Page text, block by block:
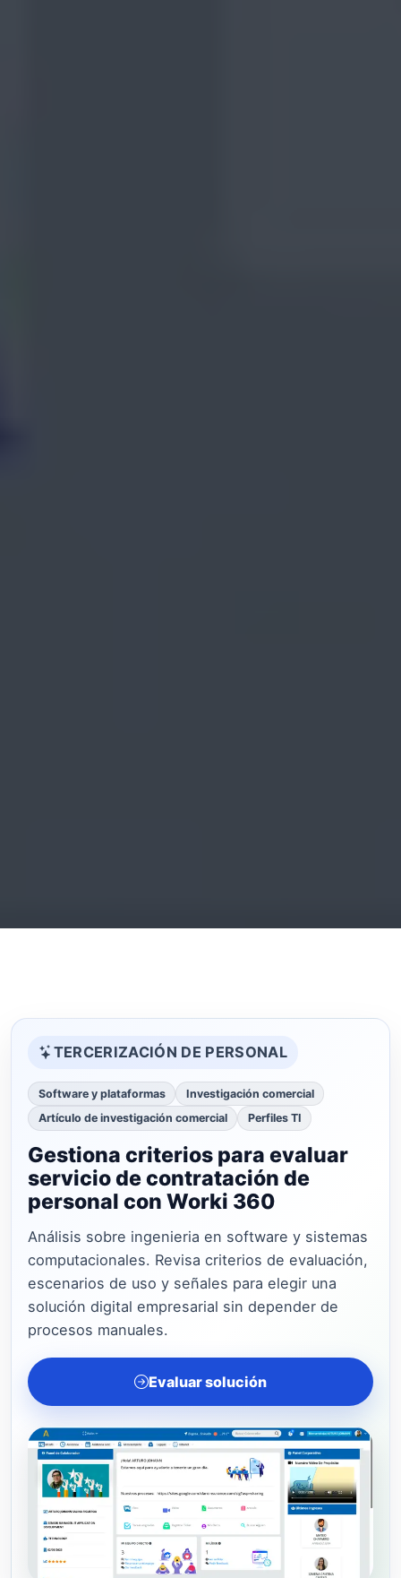
TERCERIZACIÓN DE PERSONAL
Software y plataformas
Investigación comercial
Artículo de investigación comercial
Perfiles TI
Gestiona criterios para evaluar
servicio de contratación de
personal con Worki 360
Análisis sobre ingenieria en software y sistemas
computacionales. Revisa criterios de evaluación,
escenarios de uso y señales para elegir una
solución digital empresarial sin depender de
procesos manuales.
Evaluar solución